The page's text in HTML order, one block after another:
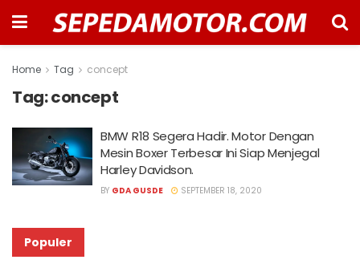
Home Tag concept
Tag:concept
BMW R18 Segera Hadir. Motor Dengan
Mesin Boxer Terbesar Ini Siap Menjegal
Harley Davidson.
BY GDA GUSDE SEPTEMBER 18, 2020
Populer